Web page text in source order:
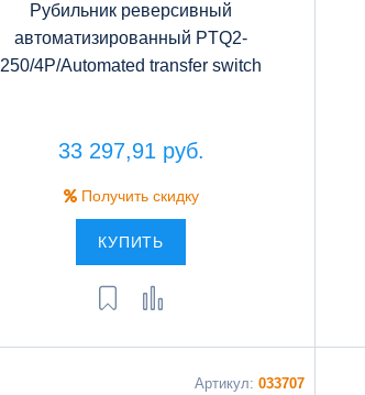
Рубильник реверсивный
автоматизированный PTQ2-
250/4P/Automated transfer switch
33 297,91 руб.
Получить скидку
КУПИТЬ
Артикул:033707